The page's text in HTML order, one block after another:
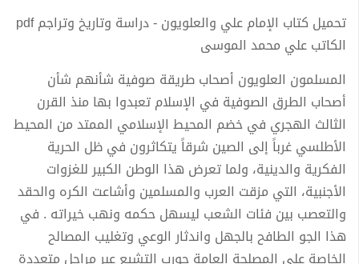
تحميل كتاب الإمام علي والعلويون - دراسة وتاريخ وتراجم pdf
الكاتب علي محمد الموسى
المسلمون العلويون أصحاب طريقة صوفية شأنهم شأن
أصحاب الطرق الصوفية في الإسلام تعبدوا بها منذ القرن
الثالث الهجري في خضم المحيط الإسلامي الممتد من المحيط
الأطلسي غرباً إلى الصين شرقاً يتكاثرون في ظل الحرية
الفكرية والدينية، ولما تعرض هذا الوطن الكبير للغزوات
الأجنبية، التي مزقت العرب والمسلمين وأشاعت الكره والحقد
والتعصب بين فئات الشعب ليسهل حكمه ونهب خيراته . في
هذا الجو الطافح بالجهل واندثار الوعي وتغليب المصالح
الخاصة على المصلحة العامة حورب التشيع عبر مراحل متعددة